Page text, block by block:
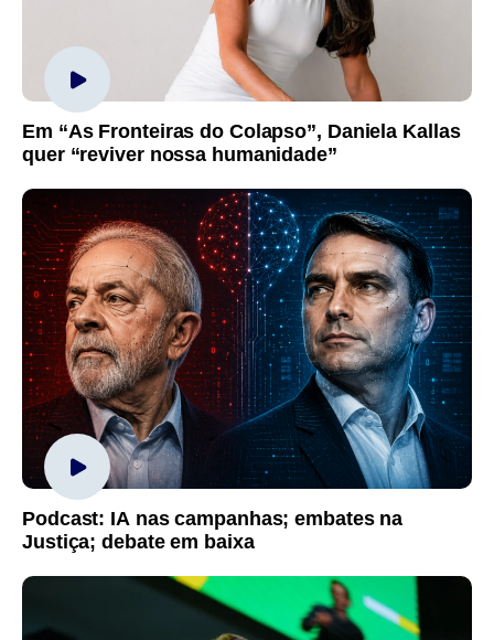
Em “As Fronteiras do Colapso”, Daniela Kallas
quer “reviver nossa humanidade”
Podcast: IA nas campanhas; embates na
Justiça; debate em baixa